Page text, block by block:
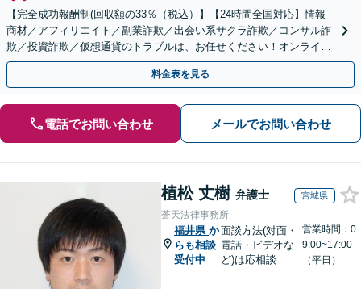
【完全成功報酬制(回収額の33％（税込）】【24時間全国対応】情報
商材／アフィリエイト／副業詐欺／出会い系サクラ詐欺／コンサル詐
欺／投資詐欺／仮想通貨のトラブルは、お任せください！オンライン
のみで解決も可能！
料金表を見る
電話でお問い合わせ メールでお問い合わせ
植松 丈樹 弁護士 宮城県
蒼天法律事務所
福井県 か
らも相談
受付中
面談方法(対面・
電話・ビデオな
ど)は応相談
営業時間：0
9:00~17:00
（平日）